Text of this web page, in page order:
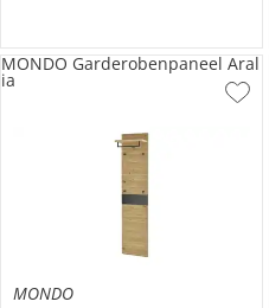
MONDO
MONDO Garderobenpaneel Aral
ia